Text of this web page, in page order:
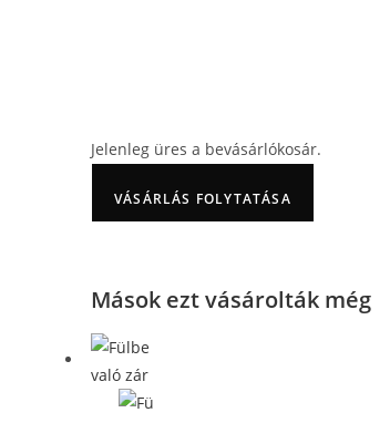
Jelenleg üres a bevásárlókosár.
VÁSÁRLÁS FOLYTATÁSA
Mások ezt vásárolták még